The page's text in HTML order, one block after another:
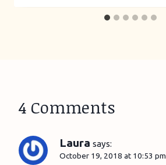
4 Comments
Laura says:
October 19, 2018 at 10:53 pm